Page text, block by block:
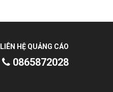
LIÊN HỆ QUẢNG CÁO
0865872028